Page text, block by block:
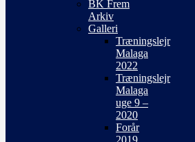
BK Frem
Arkiv
Galleri
Træningslejr
Malaga
2022
Træningslejr
Malaga
uge 9 –
2020
Forår
2019